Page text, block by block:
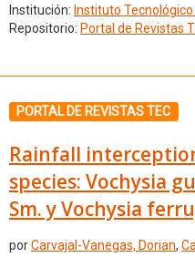
Institución: Instituto
Repositorio: Portal de Revistas
PORTAL DE REVISTAS TEC
Rainfall
species: Vochysia
Sm. y Vochysia
porCarvajal-Vanegas, Dorian,